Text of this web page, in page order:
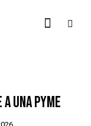
A UNA PYME